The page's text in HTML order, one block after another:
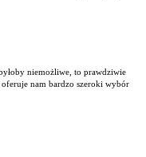
niemożliwe, to prawdziwie
nam bardzo szeroki wybór